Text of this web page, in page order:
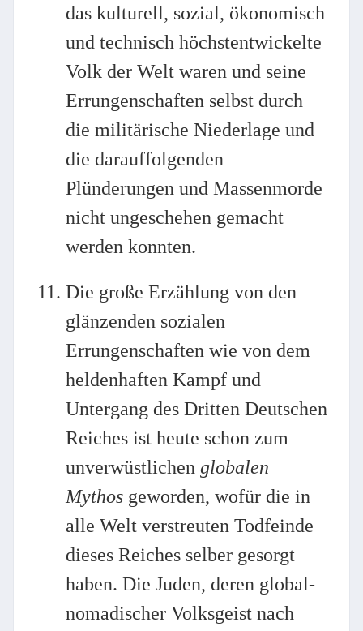
das kulturell, sozial, ökonomisch
und technisch höchstentwickelte
Volk der Welt waren und seine
Errungenschaften selbst durch
die militärische Niederlage und
die darauffolgenden
Plünderungen und Massenmorde
nicht ungeschehen gemacht
werden konnten.
Die große Erzählung von den
glänzenden sozialen
Errungenschaften wie von dem
heldenhaften Kampf und
Untergang des Dritten Deutschen
Reiches ist heute schon zum
unverwüstlichen globalen
Mythos geworden, wofür die in
alle Welt verstreuten Todfeinde
dieses Reiches selber gesorgt
haben. Die Juden, deren global-
nomadischer Volksgeist nach